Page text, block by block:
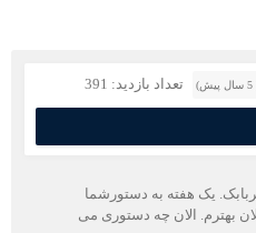
تعداد بازدید: 391
هفته به دستورشما
الان چه دستوری می